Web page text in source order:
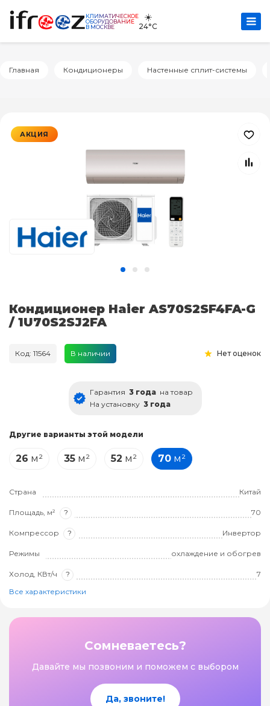
КЛИМАТИЧЕСКОЕ
ОБОРУДОВАНИЕ
В МОСКВЕ
☀️
24°C
Главная Кондиционеры Настенные сплит-системы
АКЦИЯ
Кондиционер Haier AS70S2SF4FA-G
/ 1U70S2SJ2FA
Код: 11564 В наличии Нет оценок
Гарантия 3 года на товар
На установку 3 года
Другие варианты этой модели
26 м² 35 м² 52 м² 70 м²
Страна Китай
Площадь, м² ? 70
Компрессор ? Инвертор
Режимы охлаждение и обогрев
Холод, КВт/ч ?
7
Все характеристики
Сомневаетесь?
Давайте мы позвоним и поможем с выбором
Да, звоните!